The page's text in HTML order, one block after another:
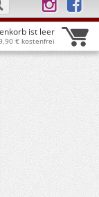
ist leer
€ kostenfrei